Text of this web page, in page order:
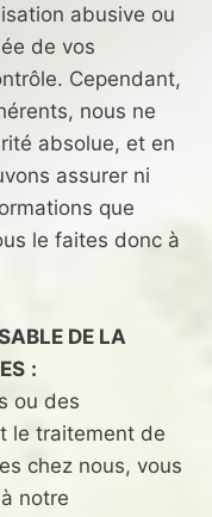
abusive ou
de vos
Cependant,
nous ne
absolue, et en
assurer ni
que
le faites donc à
DE LA
:
ou des
le traitement de
chez nous, vous
notre